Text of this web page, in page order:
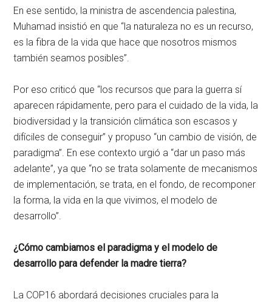
En ese sentido, la ministra de ascendencia palestina,
Muhamad insistió en que “la naturaleza no es un recurso,
es la fibra de la vida que hace que nosotros mismos
también seamos posibles”.
Por eso criticó que “los recursos que para la guerra sí
aparecen rápidamente, pero para el cuidado de la vida, la
biodiversidad y la transición climática son escasos y
difíciles de conseguir” y propuso “un cambio de visión, de
paradigma”. En ese contexto urgió a “dar un paso más
adelante”, ya que “no se trata solamente de mecanismos
de implementación, se trata, en el fondo, de recomponer
la forma, la vida en la que vivimos, el modelo de
desarrollo”.
¿Cómo cambiamos el paradigma y el modelo de
desarrollo para defender la madre tierra?
La COP16 abordará decisiones cruciales para la